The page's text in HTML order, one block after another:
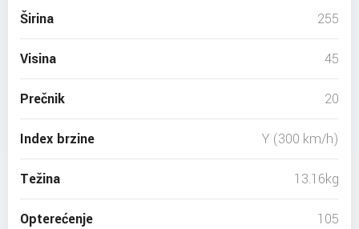
Širina 255
Visina 45
Prečnik 20
Index brzine Y (300 km/h)
Težina 13.16kg
Opterećenje 105